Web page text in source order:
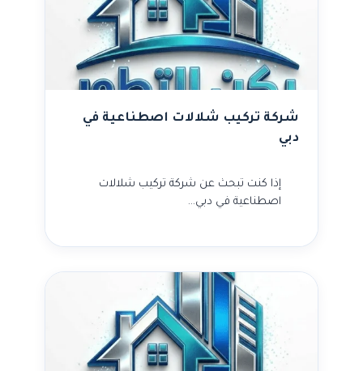
شركة تركيب شلالات اصطناعية في
دبي
إذا كنت تبحث عن شركة تركيب شلالات
اصطناعية في دبي…